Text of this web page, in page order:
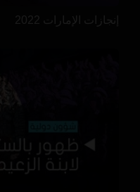
إنجازات الإمارات 2022